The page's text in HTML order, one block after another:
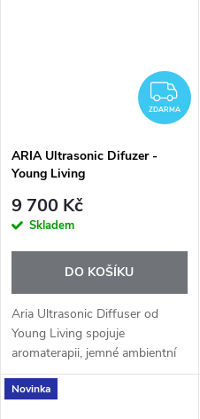
ZDARMA
ARIA Ultrasonic Difuzer -
Young Living
9 700 Kč
Skladem
DO KOŠÍKU
Aria Ultrasonic Diffuser od
Young Living spojuje
aromaterapii, jemné ambientní
osvětlení a relaxační hudbu do
jednoho elegantního zařízení.
Novinka